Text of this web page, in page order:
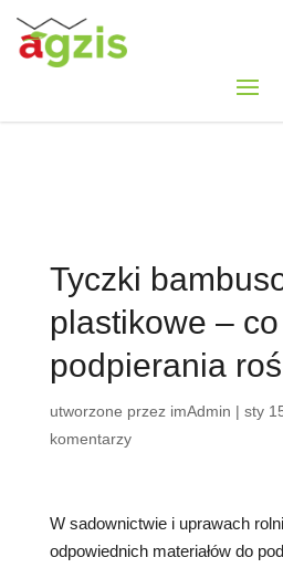
Tyczki
plastikowe –
podpierania
utworzone przez imAdmin | sty
komentarzy
W sadownictwie i uprawach
odpowiednich materiałów do